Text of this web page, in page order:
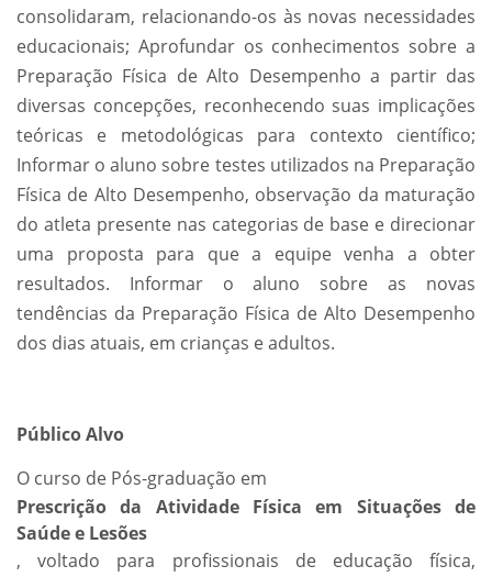
consolidaram, relacionando-os às novas necessidades
educacionais; Aprofundar os conhecimentos sobre a
Preparação Física de Alto Desempenho a partir das
diversas concepções, reconhecendo suas implicações
teóricas e metodológicas para contexto científico;
Informar o aluno sobre testes utilizados na Preparação
Física de Alto Desempenho, observação da maturação
do atleta presente nas categorias de base e direcionar
uma proposta para que a equipe venha a obter
resultados. Informar o aluno sobre as novas
tendências da Preparação Física de Alto Desempenho
dos dias atuais, em crianças e adultos.
Público Alvo
O curso de Pós-graduação em
Prescrição da Atividade Física em Situações de
Saúde e Lesões
, voltado para profissionais de educação física,